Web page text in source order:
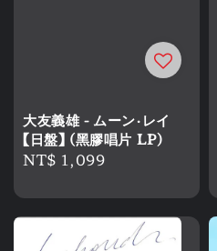
大友義雄 - ムーン・レイ
【日盤】 (黑膠唱片 LP)
Regular
NT$ 1,099